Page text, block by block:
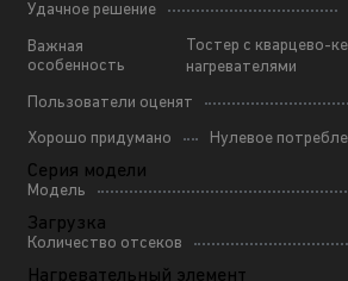
Удачное решение
Важная
особенность
Тостер с кварцево-
нагревателями
Пользователи оценят
Хорошо придумано
Нулевое
Серия модели
Модель
Загрузка
Количество отсеков
Нагревательный элемент